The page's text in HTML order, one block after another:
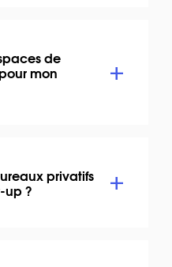
de
mon
privatifs
up ?